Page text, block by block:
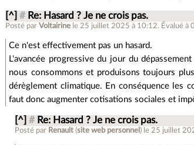
[^] # Re: Hasard ? Je ne crois pas.
Posté parVoltairine le 25 juillet 2025 à 10:12. Évalué à0
Ce n'est effectivement pas un hasard.
L'avancée progressive du jour du
nous consommons et produisons toujours
dérèglement climatique. En conséquence les
faut donc augmenter cotisations sociales et
[^] # Re: Hasard ? Je ne crois pas.
Posté par Renault (site web personnel ) le 25 juillet